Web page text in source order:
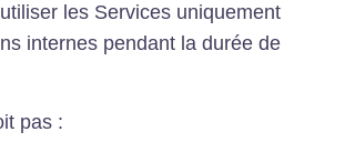
les Services uniquement
internes pendant la durée de
pas :